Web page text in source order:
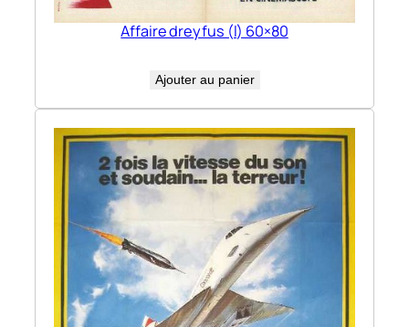
Affaire dreyfus (l) 60×80
Ajouter au panier